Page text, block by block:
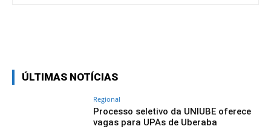
ÚLTIMAS NOTÍCIAS
Regional
Processo seletivo da UNIUBE oferece
vagas para UPAs de Uberaba